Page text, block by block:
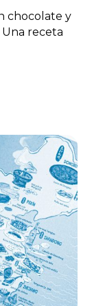
chocolate y
receta